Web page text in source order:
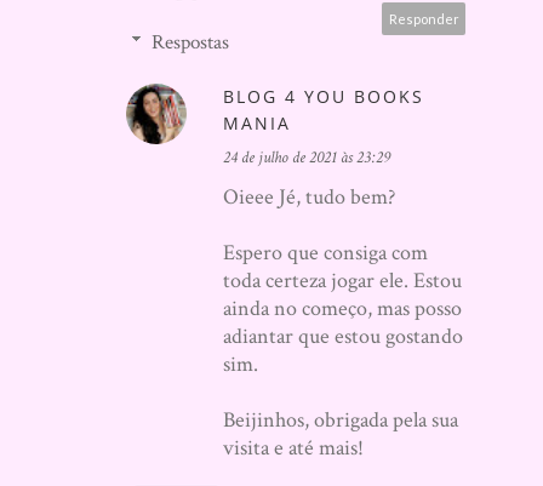
Responder
Respostas
BLOG 4 YOU BOOKS
MANIA
24 de julho de 2021 às 23:29
Oieee Jé, tudo bem?
Espero que consiga com
toda certeza jogar ele. Estou
ainda no começo, mas posso
adiantar que estou gostando
sim.
Beijinhos, obrigada pela sua
visita e até mais!